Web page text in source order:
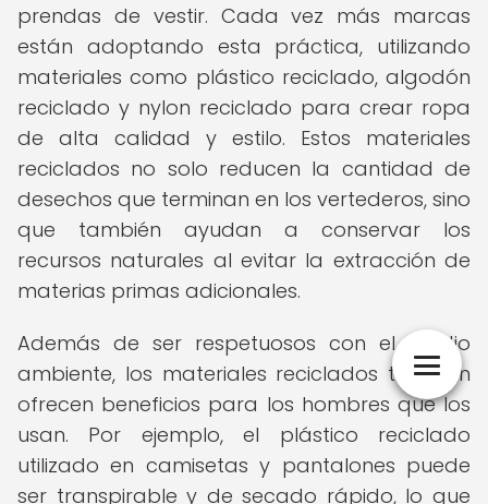
prendas de vestir. Cada vez más marcas
están adoptando esta práctica, utilizando
materiales como plástico reciclado, algodón
reciclado y nylon reciclado para crear ropa
de alta calidad y estilo. Estos materiales
reciclados no solo reducen la cantidad de
desechos que terminan en los vertederos, sino
que también ayudan a conservar los
recursos naturales al evitar la extracción de
materias primas adicionales.
Además de ser respetuosos con el medio
ambiente, los materiales reciclados también
ofrecen beneficios para los hombres que los
usan. Por ejemplo, el plástico reciclado
utilizado en camisetas y pantalones puede
ser transpirable y de secado rápido, lo que